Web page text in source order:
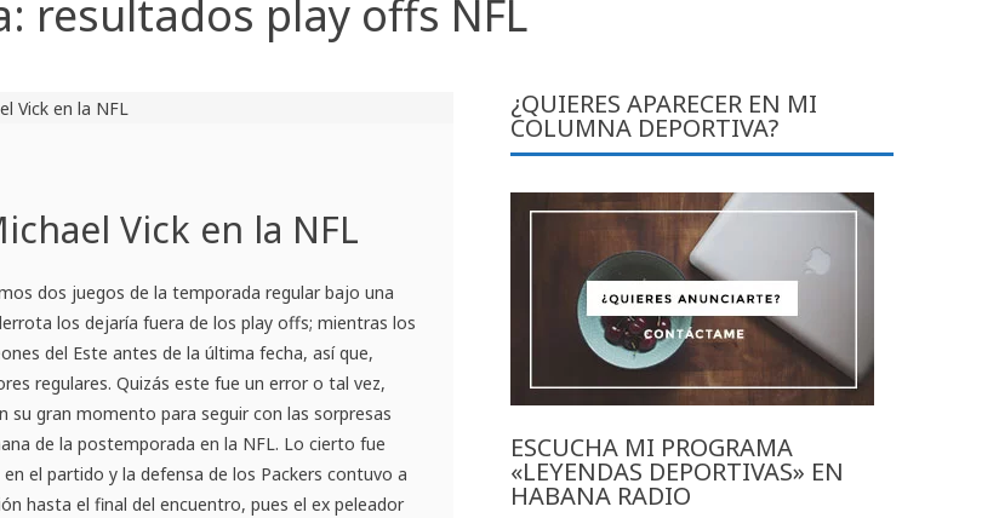
resultados play offs NFL
Vick en la NFL
dos juegos de la temporada regular bajo una
los dejaría fuera de los play offs; mientras los
del Este antes de la última fecha, así que,
regulares. Quizás este fue un error o tal vez,
su gran momento para seguir con las sorpresas
de la postemporada en la NFL. Lo cierto fue
el partido y la defensa de los Packers contuvo a
hasta el final del encuentro, pues el ex peleador
¿QUIERES APARECER EN MI
COLUMNA DEPORTIVA?
ESCUCHA MI PROGRAMA
«LEYENDAS DEPORTIVAS» EN
HABANA RADIO